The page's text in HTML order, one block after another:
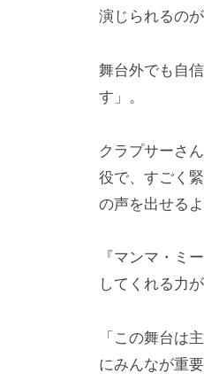
演じられるの
舞台外でも自
す」。
クラプサーさ
役で、すごく
の声を出せる
『マンマ・ミ
してくれる力
「この舞台は
にみんなが重